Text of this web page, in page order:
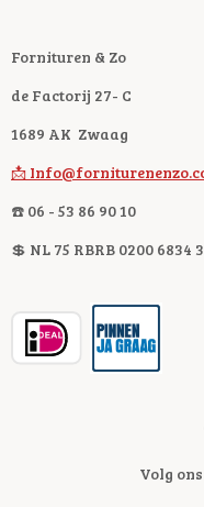
Fornituren & Zo
de Factorij 27- C
1689 AK Zwaag
📩
☎️ 06 - 53 86 90 10
💲 NL 75 RBRB 0200 6834
Volg